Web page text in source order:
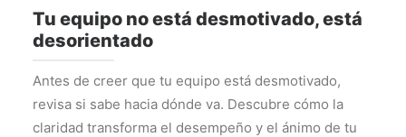
Tu equipo no está desmotivado, está
desorientado
Antes de creer que tu equipo está desmotivado,
revisa si sabe hacia dónde va. Descubre cómo la
claridad transforma el desempeño y el ánimo de tu